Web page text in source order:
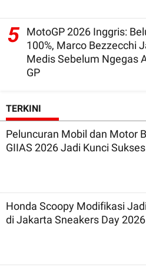
5 MotoGP 2026 Inggris:
100%, Marco Bezzecchi
Medis Sebelum Ngegas
GP
TERKINI
Peluncuran Mobil dan Motor
GIIAS 2026 Jadi Kunci
Honda Scoopy Modifikasi
di Jakarta Sneakers Day 2026